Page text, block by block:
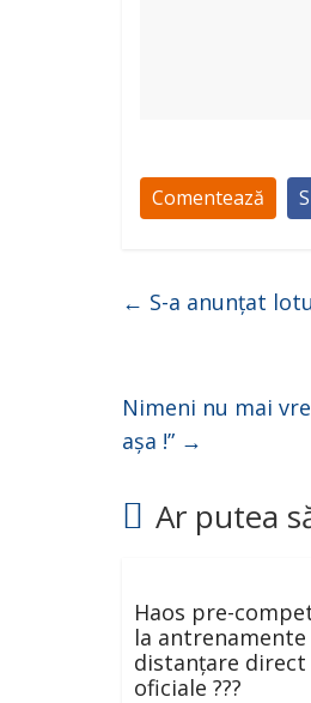
Comentează
← S-a anunțat
Nimeni nu mai
așa !” →
Ar putea
Haos pre-
la antrenamente
distanțare
oficiale ???